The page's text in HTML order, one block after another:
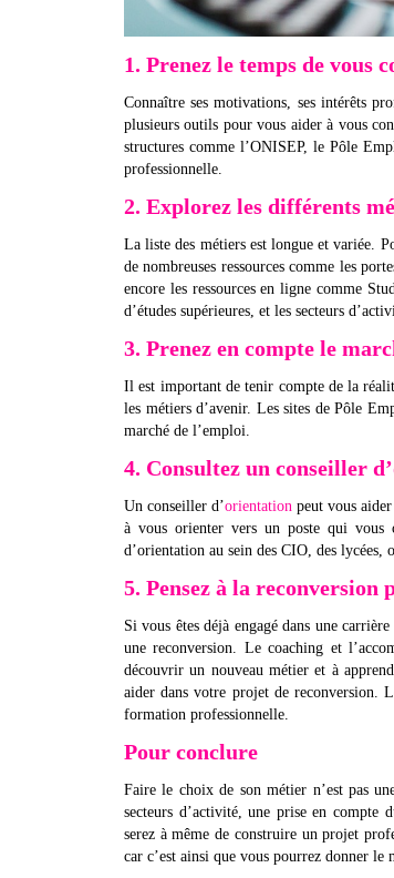
1. Prenez le temps de vous
Connaître ses motivations, ses intérêts
plusieurs outils pour vous aider à vous
structures comme l’ONISEP, le Pôle
professionnelle.
2. Explorez les différents
La liste des métiers est longue et variée.
de nombreuses ressources comme les
encore les ressources en ligne comme
d’études supérieures, et les secteurs
3. Prenez en compte le
Il est important de tenir compte de la
les métiers d’avenir. Les sites de Pôle
marché de l’emploi.
4. Consultez un conseiller
Un conseiller d’orientation peut vous
à vous orienter vers un poste qui vous
d’orientation au sein des CIO, des
5. Pensez à la reconversion
Si vous êtes déjà engagé dans une
une reconversion. Le coaching et
découvrir un nouveau métier et à
aider dans votre projet de reconversion.
formation professionnelle.
Pour conclure
Faire le choix de son métier n’est pas
secteurs d’activité, une prise en compte
serez à même de construire un projet
car c’est ainsi que vous pourrez donner